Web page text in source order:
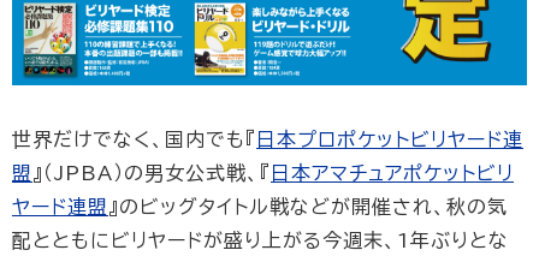
世界だけでなく、国内でも『 日本プロポケットビリヤード連
盟』（JPBA）の男女公式戦、『 日本アマチュアポケットビリ
ヤード連盟』のビッグタイトル戦などが開催され、秋の気
配とともにビリヤードが盛り上がる今週末、1年ぶりとな